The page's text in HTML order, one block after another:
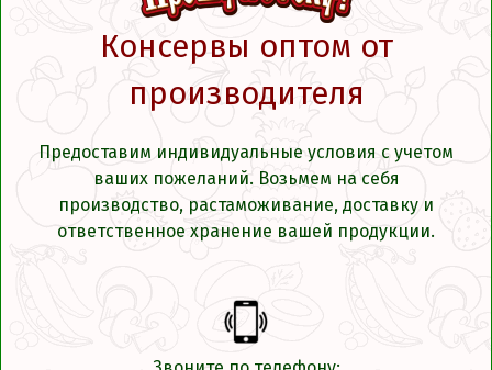
Консервы оптом от
производителя
Предоставим индивидуальные условия с учетом
ваших пожеланий. Возьмем на себя
производство, растаможивание, доставку и
ответственное хранение вашей продукции.